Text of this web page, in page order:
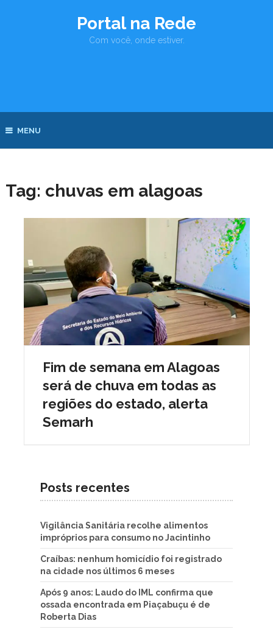
Portal na Rede
Com você, onde estiver.
MENU
Tag: chuvas em alagoas
Fim de semana em Alagoas
será de chuva em todas as
regiões do estado, alerta
Semarh
Posts recentes
Vigilância Sanitária recolhe alimentos
impróprios para consumo no Jacintinho
Craíbas: nenhum homicídio foi registrado
na cidade nos últimos 6 meses
Após 9 anos: Laudo do IML confirma que
ossada encontrada em Piaçabuçu é de
Roberta Dias